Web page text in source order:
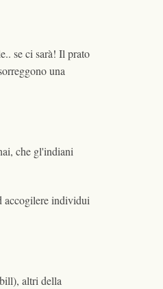
se ci sarà! Il prato
una
che gl'indiani
accogilere individui
altri della